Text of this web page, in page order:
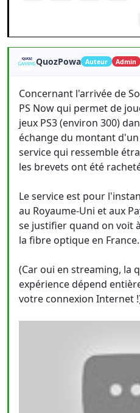
QuozPowa Auteur Admin
Concernant l'arrivée de
PS Now qui permet de
jeux PS3 (environ 300)
échange du montant
service qui ressemble
les brevets ont été
Le service est pour
au Royaume-Uni et aux
se justifier quand on voit
la fibre optique en France.
(Car oui en streaming, la
expérience dépend
votre connexion Internet